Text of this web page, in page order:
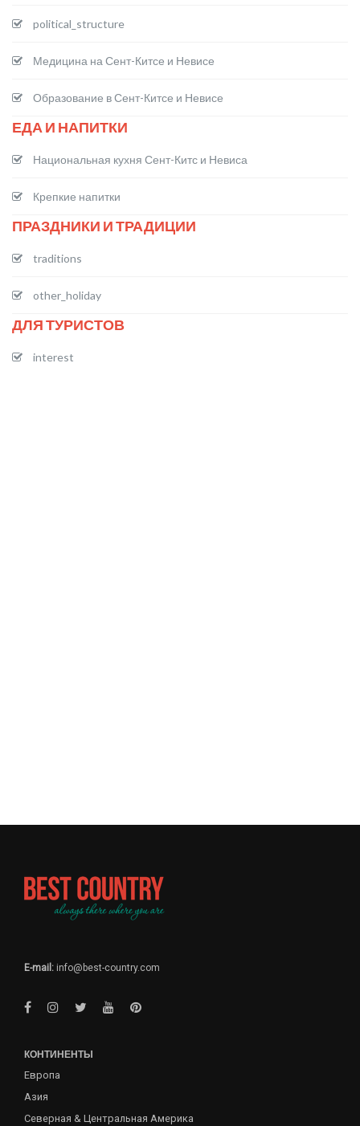
political_structure
Медицина на Сент-Китсе и Невисе
Образование в Сент-Китсе и Невисе
ЕДА И НАПИТКИ
Национальная кухня Сент-Китс и Невиса
Крепкие напитки
ПРАЗДНИКИ И ТРАДИЦИИ
traditions
other_holiday
ДЛЯ ТУРИСТОВ
interest
E-mail: info@best-country.com
КОНТИНЕНТЫ
Европа
Азия
Северная & Центральная Америка